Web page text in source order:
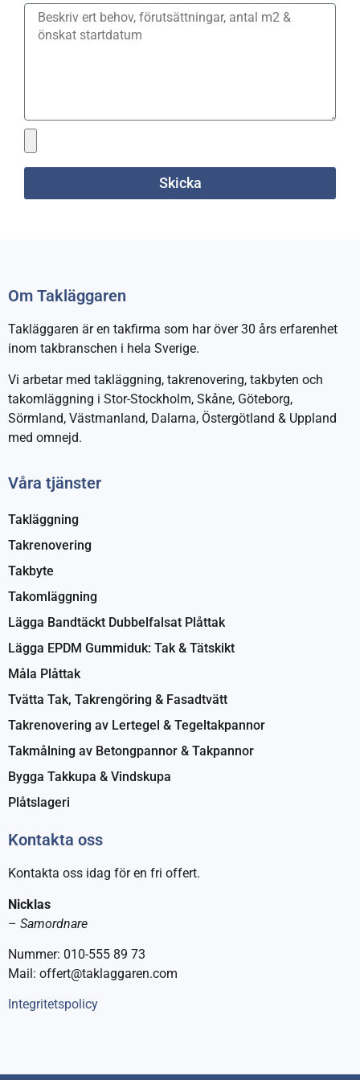
Skicka
Om Takläggaren
Takläggaren är en takfirma som har över 30 års erfarenhet
inom takbranschen i hela Sverige.
Vi arbetar med takläggning, takrenovering, takbyten och
takomläggning i Stor-Stockholm, Skåne, Göteborg,
Sörmland, Västmanland, Dalarna, Östergötland & Uppland
med omnejd.
Våra tjänster
Takläggning
Takrenovering
Takbyte
Takomläggning
Lägga Bandtäckt Dubbelfalsat Plåttak
Lägga EPDM Gummiduk: Tak & Tätskikt
Måla Plåttak
Tvätta Tak, Takrengöring & Fasadtvätt
Takrenovering av Lertegel & Tegeltakpannor
Takmålning av Betongpannor & Takpannor
Bygga Takkupa & Vindskupa
Plåtslageri
Kontakta oss
Kontakta oss idag för en fri offert.
Nicklas
– Samordnare
Nummer: 010-555 89 73
Mail: offert@taklaggaren.com
Integritetspolicy